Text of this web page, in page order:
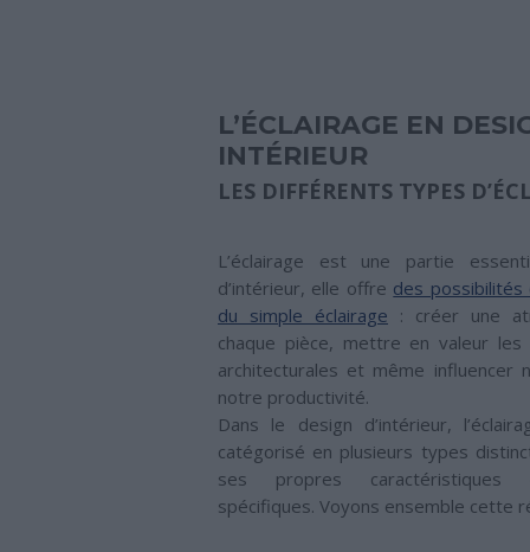
L’ÉCLAIRAGE EN
INTÉRIEUR
LES DIFFÉRENTS TYPES
L’éclairage est une partie
d’intérieur, elle offre des possibilités
du simple éclairage : créer une
chaque pièce, mettre en valeur les
architecturales et même influencer
notre productivité.
Dans le design d’intérieur,
catégorisé en plusieurs types
ses propres caractéristiques
spécifiques. Voyons ensemble cette